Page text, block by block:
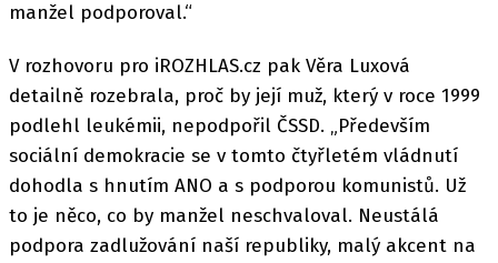
manžel podporoval.“
V rozhovoru pro iROZHLAS.cz pak Věra Luxová
detailně rozebrala, proč by její muž, který v roce 1999
podlehl leukémii, nepodpořil ČSSD. „Především
sociální demokracie se v tomto čtyřletém vládnutí
dohodla s hnutím ANO a s podporou komunistů. Už
to je něco, co by manžel neschvaloval. Neustálá
podpora zadlužování naší republiky, malý akcent na